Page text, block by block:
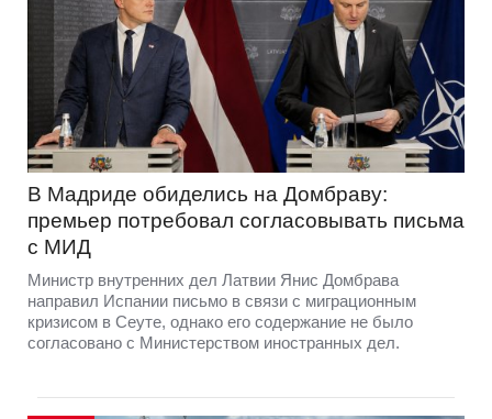
В Мадриде обиделись на Домбраву:
премьер потребовал согласовывать письма
с МИД
Министр внутренних дел Латвии Янис Домбрава
направил Испании письмо в связи с миграционным
кризисом в Сеуте, однако его содержание не было
согласовано с Министерством иностранных дел.